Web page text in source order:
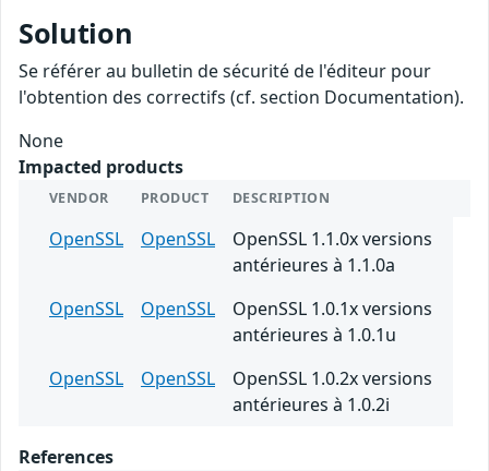
Solution
Se référer au bulletin de sécurité de l'éditeur pour
l'obtention des correctifs (cf. section Documentation).
None
Impacted products
VENDOR PRODUCT DESCRIPTION
OpenSSL OpenSSL
OpenSSL 1.1.0x versions
antérieures à 1.1.0a
OpenSSL
OpenSSL
OpenSSL 1.0.1x versions
antérieures à 1.0.1u
OpenSSL
OpenSSL
OpenSSL 1.0.2x versions
antérieures à 1.0.2i
References